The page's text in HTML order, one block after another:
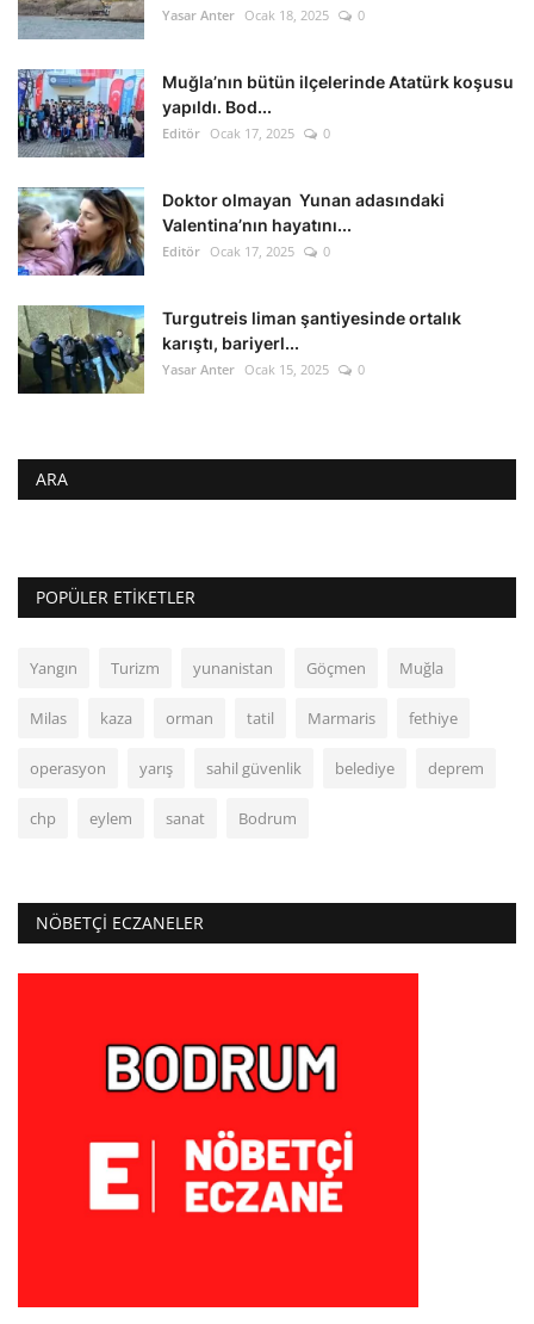
Yasar Anter Ocak 18, 2025 0
Muğla’nın bütün ilçelerinde Atatürk koşusu
yapıldı. Bod...
Editör Ocak 17, 2025 0
Doktor olmayan Yunan adasındaki
Valentina’nın hayatını...
Editör Ocak 17, 2025 0
Turgutreis liman şantiyesinde ortalık
karıştı, bariyerl...
Yasar Anter Ocak 15, 2025 0
ARA
POPÜLER ETIKETLER
Yangın Turizm yunanistan Göçmen Muğla
Milas kaza orman tatil Marmaris fethiye
operasyon yarış sahil güvenlik belediye deprem
chp eylem sanat Bodrum
NÖBETÇI ECZANELER